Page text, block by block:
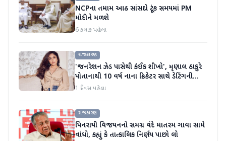
NCPના તમામ આઠ સાંસદો ટૂંક સમયમાં PM
મોદીને મળશે
6 કલાક પહેલા
રાજકારણ
'જનરેશન ઝેડ પાસેથી કંઈક શીખો', મૃણાલ ઠાકુરે
પોતાનાથી 10 વર્ષ નાના ક્રિકેટર સાથે ડેટિંગની
અફવાઓ પર મૌન તોડ્યું
1 દિવસ પહેલા
રાજકારણ
પિનરાયી વિજયનનો સમગ્ર વંદે માતરમ ગાવા સામે
વાંધો, કહ્યું કે તાત્કાલિક નિર્ણય પાછો લો